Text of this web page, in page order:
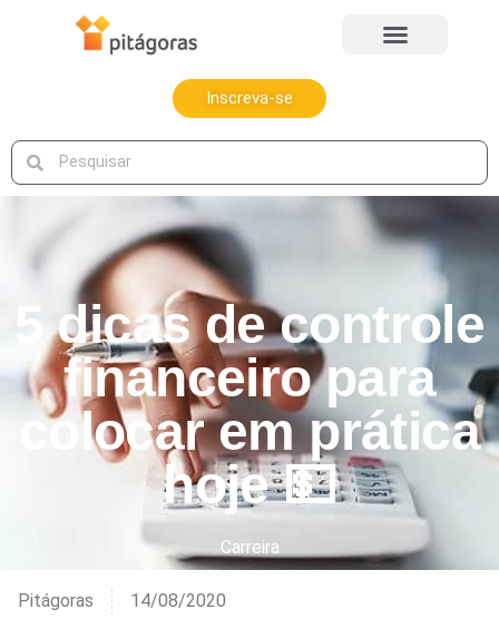
Inscreva-se
5 dicas de controle
financeiro para
colocar em prática
hoje 💵
Carreira
Pitágoras 14/08/2020